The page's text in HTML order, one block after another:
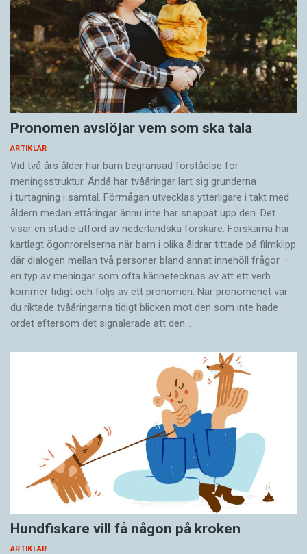
Pronomen avslöjar vem som ska tala
ARTIKLAR
Vid två års ålder har barn begränsad förståelse för
meningsstruktur. Ändå har tvååringar lärt sig grunderna
i turtagning i samtal. Förmågan utvecklas ytterligare i takt med
åldern medan ettåringar ännu inte har snappat upp den. Det
visar en studie utförd av nederländska forskare. Forskarna har
kartlagt ögonrörelserna när barn i olika åldrar tittade på filmklipp
där dialogen mellan två personer bland annat innehöll frågor –
en typ av meningar som ofta kännetecknas av att ett verb
kommer tidigt och följs av ett pronomen. När pronomenet var
du riktade tvååringarna tidigt blicken mot den som inte hade
ordet eftersom det ­signalerade att den…
Hundfiskare vill få någon på kroken
ARTIKLAR